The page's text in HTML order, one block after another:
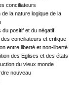
conciliateurs
la nature logique de la
du positif et du négatif
conciliateurs et critique
entre liberté et non-liberté
des Eglises et des états
du vieux monde
nouveau